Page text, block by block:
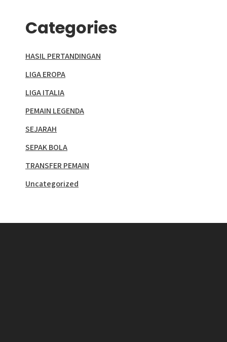
Categories
HASIL PERTANDINGAN
LIGA EROPA
LIGA ITALIA
PEMAIN LEGENDA
SEJARAH
SEPAK BOLA
TRANSFER PEMAIN
Uncategorized